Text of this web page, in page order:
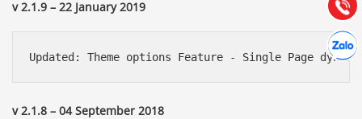
v 2.1.9 – 22 January 2019
v 2.1.8 – 04 September 2018
Gọi
Chát